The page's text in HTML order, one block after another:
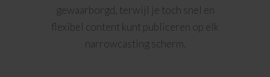
gewaarborgd, terwijl je toch snel en
flexibel content kunt publiceren op elk
narrowcasting scherm.